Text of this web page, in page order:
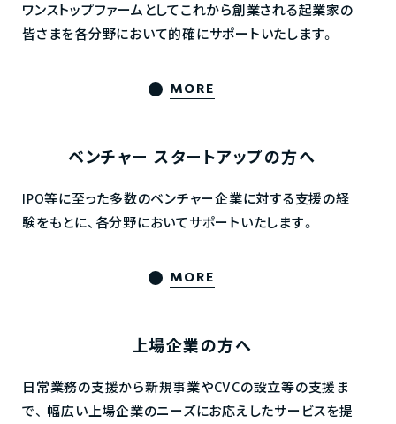
ワンストップファームとしてこれから創業される起業家の
皆さまを各分野において的確にサポートいたします。
MORE
ベンチャー スタートアップの方へ
IPO等に至った多数のベンチャー企業に対する支援の経
験をもとに、各分野においてサポートいたします。
MORE
上場企業の方へ
日常業務の支援から新規事業やCVCの設立等の支援ま
で、 幅広い上場企業のニーズにお応えしたサービスを提